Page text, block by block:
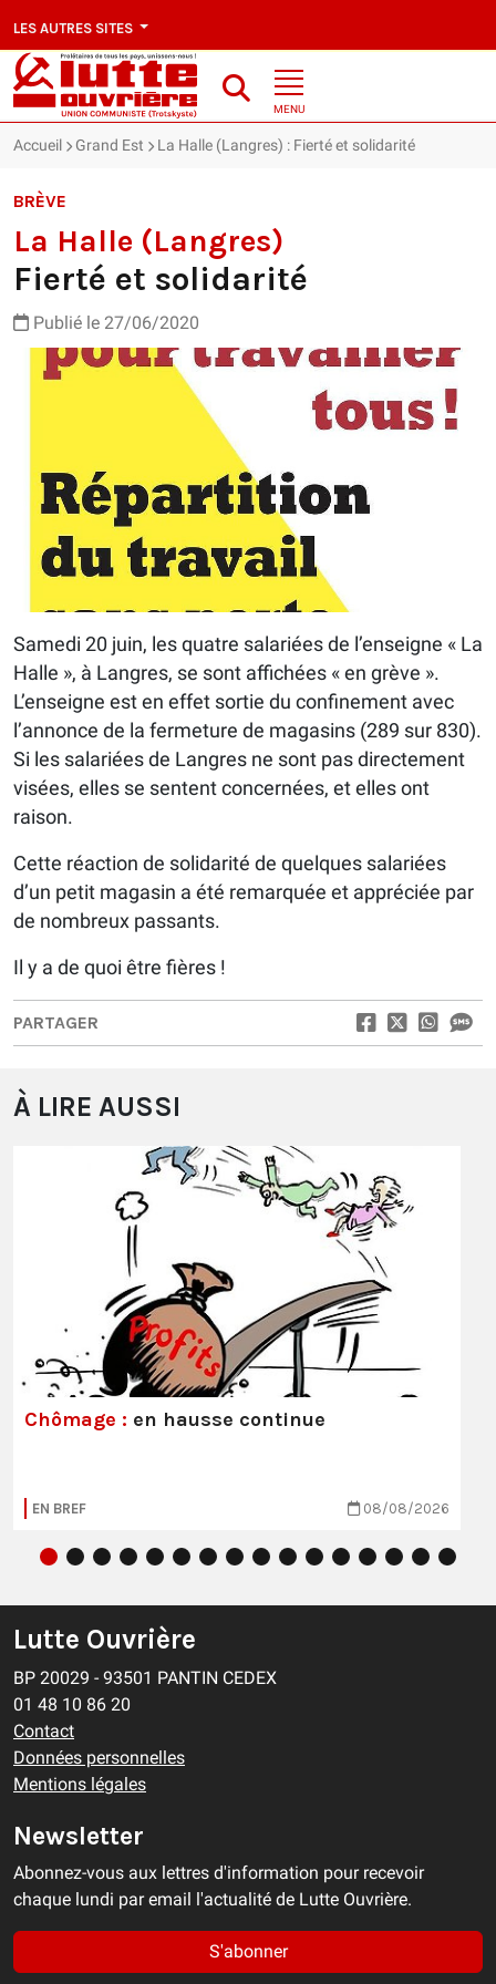
LES AUTRES SITES
MENU
Accueil Grand Est La Halle (Langres) : Fierté et solidarité
BRÈVE
La Halle (Langres)
Fierté et solidarité
Publié le 27/06/2020
Samedi 20 juin, les quatre salariées de l’enseigne « La
Halle », à Langres, se sont affichées « en grève ».
L’enseigne est en effet sortie du confinement avec
l’annonce de la fermeture de magasins (289 sur 830).
Si les salariées de Langres ne sont pas directement
visées, elles se sentent concernées, et elles ont
raison.
Cette réaction de solidarité de quelques salariées
d’un petit magasin a été remarquée et appréciée par
de nombreux passants.
Il y a de quoi être fières !
PARTAGER
À LIRE AUSSI
Chômage : en hausse continue
EN BREF 08/08/2026
Lutte Ouvrière
BP 20029 - 93501 PANTIN CEDEX
01 48 10 86 20
Contact
Données personnelles
Mentions légales
Newsletter
Abonnez-vous aux lettres d'information pour recevoir
chaque lundi par email l'actualité de Lutte Ouvrière.
S'abonner